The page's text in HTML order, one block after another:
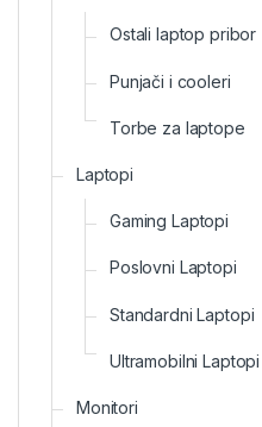
Ostali laptop pribor
Punjači i cooleri
Torbe za laptope
Laptopi
Gaming Laptopi
Poslovni Laptopi
Standardni Laptopi
Ultramobilni Laptopi
Monitori